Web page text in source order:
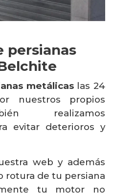
persianas
metálicaslas 24
nuestros propios
realizamos
evitar deterioros y
web y además
rotura de tu persiana
tu motor no